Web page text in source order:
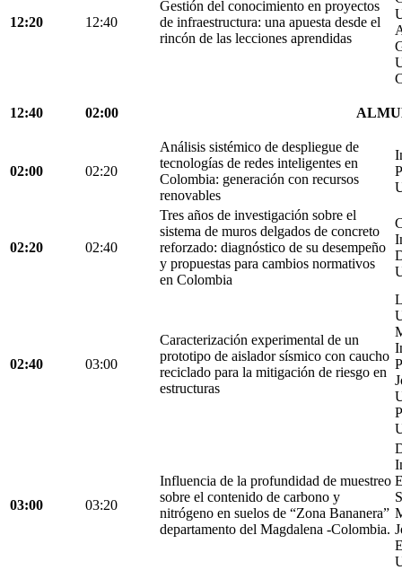
12:20 12:40
Gestión del conocimiento en proyectos
de infraestructura: una apuesta desde el
rincón de las lecciones aprendidas
12:40 02:00
02:00 02:20
Análisis sistémico de despliegue de
tecnologías de redes inteligentes en
Colombia: generación con recursos
renovables
02:20 02:40
Tres años de investigación sobre el
sistema de muros delgados de concreto
reforzado: diagnóstico de su desempeño
y propuestas para cambios normativos
en Colombia
02:40 03:00
Caracterización experimental de un
prototipo de aislador sísmico con caucho
reciclado para la mitigación de riesgo en
estructuras
03:00 03:20
Influencia de la profundidad de muestreo
sobre el contenido de carbono y
nitrógeno en suelos de “Zona Bananera”
departamento del Magdalena -Colombia.